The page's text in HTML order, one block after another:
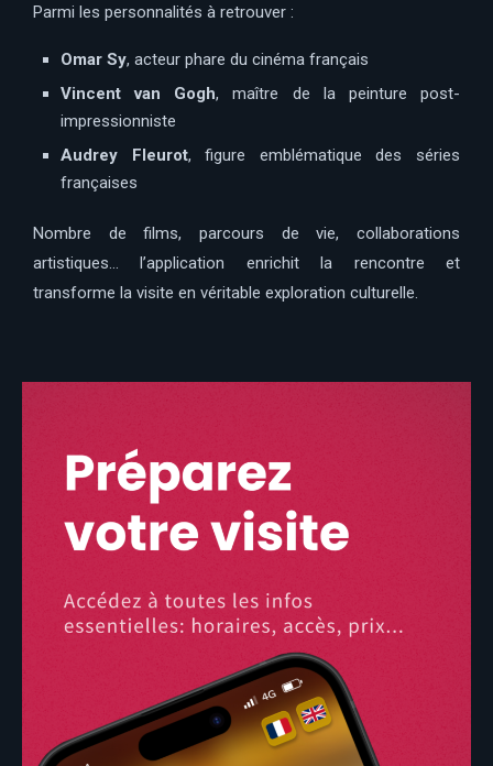
Parmi les personnalités à retrouver :
Omar Sy, acteur phare du cinéma français
Vincent van Gogh, maître de la peinture post-
impressionniste
Audrey Fleurot, figure emblématique des séries
françaises
Nombre de films, parcours de vie, collaborations
artistiques… l’application enrichit la rencontre et
transforme la visite en véritable exploration culturelle.